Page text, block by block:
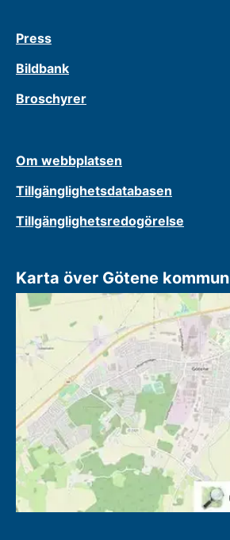
Press
Bildbank
Broschyrer
Om webbplatsen
Tillgänglighetsdatabasen
Tillgänglighetsredogörelse
Karta över Götene kommun